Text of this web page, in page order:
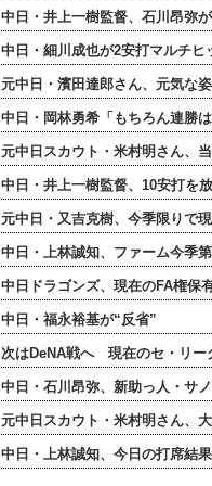
中日・井上一樹監督、石川昂弥
中日・細川成也が2安打マルチヒ
元中日・濱田達郎さん、元気な
中日・岡林勇希「もちろん連勝
元中日スカウト・米村明さん、
中日・井上一樹監督、10安打を
元中日・又吉克樹、今季限りで
中日・上林誠知、ファーム今季
中日ドラゴンズ、現在のFA権保
中日・福永裕基が“反省”
次はDeNA戦へ 現在のセ・リー
中日・石川昂弥、新助っ人・サ
元中日スカウト・米村明さん、
中日・上林誠知、今日の打席結果